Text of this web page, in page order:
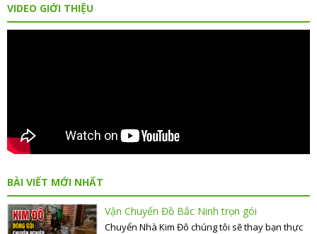
VIDEO GIỚI THIỆU
BÀI VIẾT MỚI NHẤT
Vận Chuyển Đồ Bắc Ninh trọn gói
Chuyển Nhà Kim Đô chúng tôi sẽ thay bạn thực